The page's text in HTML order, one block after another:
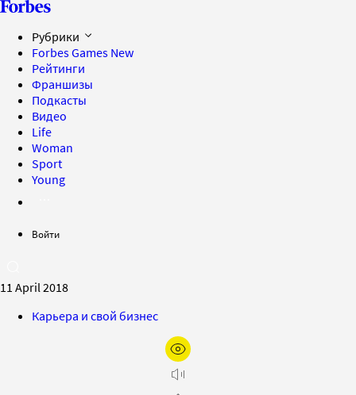
Рубрики
Forbes Games New
Рейтинги
Франшизы
Подкасты
Видео
Life
Woman
Sport
Young
Войти
11 April 2018
Карьера и свой бизнес